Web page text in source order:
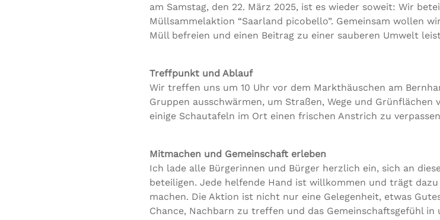
am Samstag, den 22. März 2025, ist es wieder soweit: Wir
Müllsammelaktion “Saarland picobello”. Gemeinsam wollen
Müll befreien und einen Beitrag zu einer sauberen Umwelt
Treffpunkt und Ablauf
Wir treffen uns um 10 Uhr vor dem Markthäuschen am
Gruppen ausschwärmen, um Straßen, Wege und
einige Schautafeln im Ort einen frischen Anstrich zu
Mitmachen und Gemeinschaft erleben
Ich lade alle Bürgerinnen und Bürger herzlich ein, sich an
beteiligen. Jede helfende Hand ist willkommen und trägt
machen. Die Aktion ist nicht nur eine Gelegenheit, etwas
Chance, Nachbarn zu treffen und das Gemeinschaftsgefühl in